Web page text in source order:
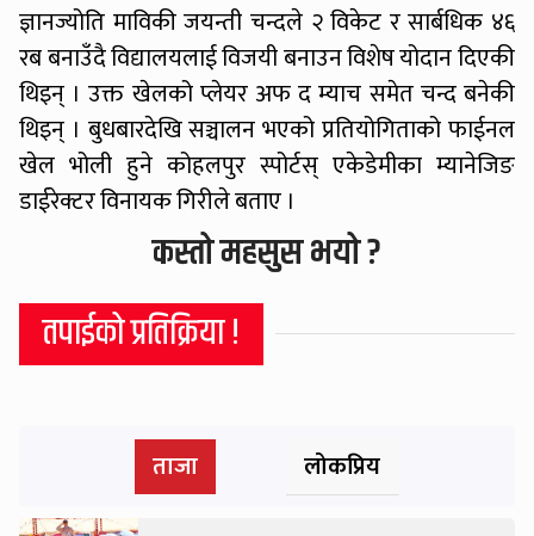
ज्ञानज्योति माविकी जयन्ती चन्दले २ विकेट र सार्बधिक ४६
रब बनाउँदै विद्यालयलाई विजयी बनाउन विशेष योदान दिएकी
थिइन् । उक्त खेलको प्लेयर अफ द म्याच समेत चन्द बनेकी
थिइन् । बुधबारदेखि सञ्चालन भएको प्रतियोगिताको फाईनल
खेल भोली हुने कोहलपुर स्पोर्टस् एकेडेमीका म्यानेजिङ
डाईरेक्टर विनायक गिरीले बताए ।
कस्तो महसुस भयो ?
तपाईको प्रतिक्रिया !
ताजा लोकप्रिय